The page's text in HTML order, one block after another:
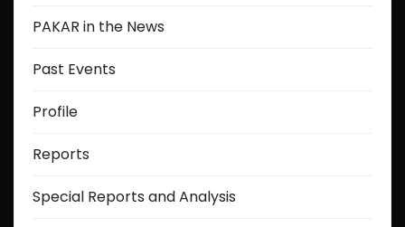
PAKAR in the News
Past Events
Profile
Reports
Special Reports and Analysis